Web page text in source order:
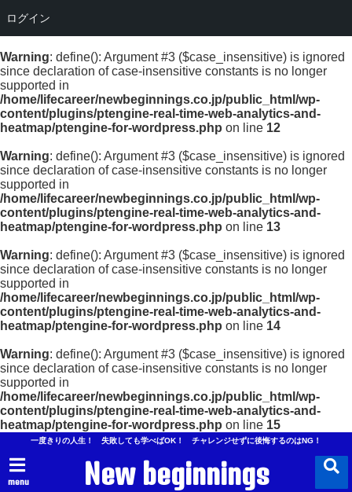
Warning: define(): Argument #3 ($case_insensitive) is ignored
since declaration of case-insensitive constants is no longer
supported in
/home/lifecareer/newbeginnings.co.jp/public_html/wp-
content/plugins/ptengine-real-time-web-analytics-and-
heatmap/ptengine-for-wordpress.php on line 12
Warning: define(): Argument #3 ($case_insensitive) is ignored
since declaration of case-insensitive constants is no longer
supported in
/home/lifecareer/newbeginnings.co.jp/public_html/wp-
content/plugins/ptengine-real-time-web-analytics-and-
heatmap/ptengine-for-wordpress.php on line 13
Warning: define(): Argument #3 ($case_insensitive) is ignored
since declaration of case-insensitive constants is no longer
supported in
/home/lifecareer/newbeginnings.co.jp/public_html/wp-
content/plugins/ptengine-real-time-web-analytics-and-
heatmap/ptengine-for-wordpress.php on line 14
Warning: define(): Argument #3 ($case_insensitive) is ignored
since declaration of case-insensitive constants is no longer
supported in
/home/lifecareer/newbeginnings.co.jp/public_html/wp-
content/plugins/ptengine-real-time-web-analytics-and-
heatmap/ptengine-for-wordpress.php on line 15
一度きりの人生！ 失敗しても学べばOK！ チャレンジせずに後悔するのはNG！
menu New beginnings
ログイン